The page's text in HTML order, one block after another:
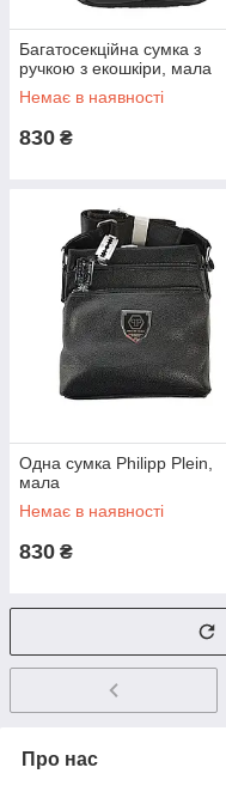
Багатосекційна сумка з
ручкою з екошкіри, мала
Немає в наявності
830 ₴
Одна сумка Philipp Plein,
мала
Немає в наявності
830 ₴
Про нас